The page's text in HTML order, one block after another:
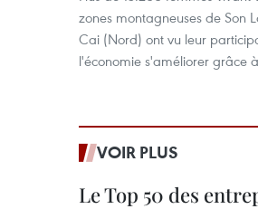
zones montagneuses de Son
Cai (Nord) ont vu leur
l'économie s'améliorer grâce
VOIR PLUS
Le Top 50 des